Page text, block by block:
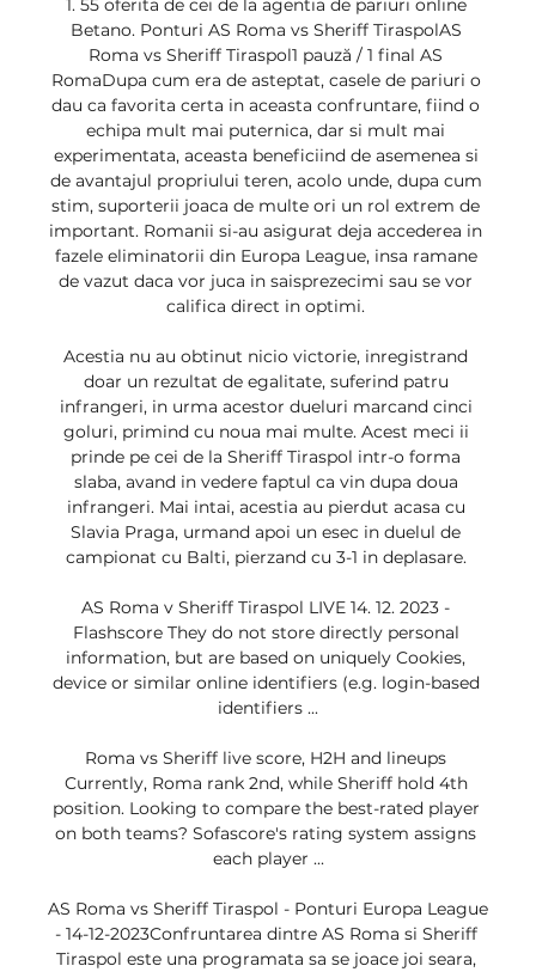
1. 55 oferita de cei de la agentia de pariuri online
Betano. Ponturi AS Roma vs Sheriff TiraspolAS
Roma vs Sheriff Tiraspol1 pauză / 1 final AS
RomaDupa cum era de asteptat, casele de pariuri o
dau ca favorita certa in aceasta confruntare, fiind o
echipa mult mai puternica, dar si mult mai
experimentata, aceasta beneficiind de asemenea si
de avantajul propriului teren, acolo unde, dupa cum
stim, suporterii joaca de multe ori un rol extrem de
important. Romanii si-au asigurat deja accederea in
fazele eliminatorii din Europa League, insa ramane
de vazut daca vor juca in saisprezecimi sau se vor
califica direct in optimi.
Acestia nu au obtinut nicio victorie, inregistrand
doar un rezultat de egalitate, suferind patru
infrangeri, in urma acestor dueluri marcand cinci
goluri, primind cu noua mai multe. Acest meci ii
prinde pe cei de la Sheriff Tiraspol intr-o forma
slaba, avand in vedere faptul ca vin dupa doua
infrangeri. Mai intai, acestia au pierdut acasa cu
Slavia Praga, urmand apoi un esec in duelul de
campionat cu Balti, pierzand cu 3-1 in deplasare.
AS Roma v Sheriff Tiraspol LIVE 14. 12. 2023 -
Flashscore They do not store directly personal
information, but are based on uniquely Cookies,
device or similar online identifiers (e.g. login-based
identifiers ...
Roma vs Sheriff live score, H2H and lineups
Currently, Roma rank 2nd, while Sheriff hold 4th
position. Looking to compare the best-rated player
on both teams? Sofascore's rating system assigns
each player ...
AS Roma vs Sheriff Tiraspol - Ponturi Europa League
- 14-12-2023Confruntarea dintre AS Roma si Sheriff
Tiraspol este una programata sa se joace joi seara,